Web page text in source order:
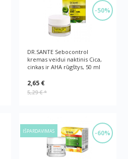
-50%
DR.SANTE Sebocontrol
kremas veidui naktinis Cica,
cinkas ir AHA rūgštys, 50 ml
2,65 €
5,29 €*
-60%
IŠPARDAVIMAS